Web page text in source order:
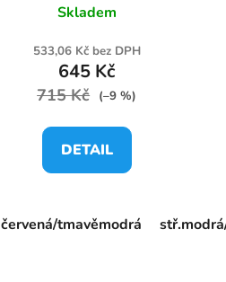
Skladem
533,06 Kč bez DPH
645 Kč
715 Kč (–9 %)
DETAIL
červená/tmavěmodrá